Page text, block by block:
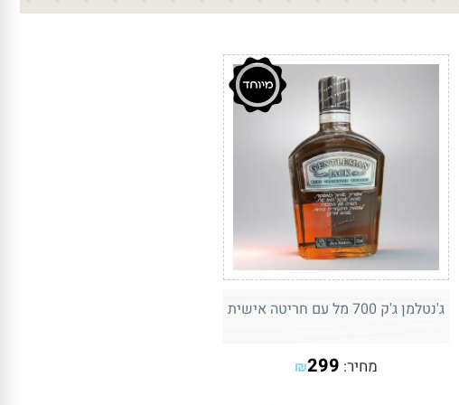
ג'נטלמן ג'ק 700 מל עם חריטה אישית
מחיר: ₪299